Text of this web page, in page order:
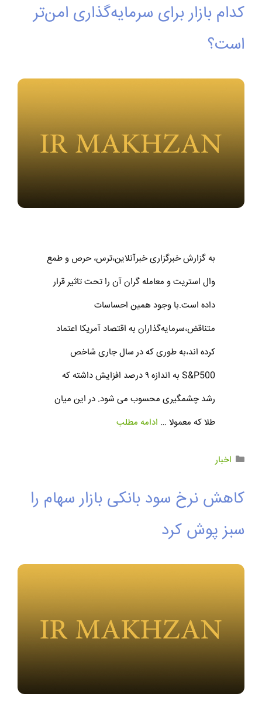
کدام بازار برای سرمایه‌گذاری امن‌تر
است؟
به گزارش خبرگزاری خبرآنلاین،ترس، حرص و طمع
وال استریت و معامله گران آن را تحت تاثیر قرار
داده است.با وجود همین احساسات
متناقض،سرمایه‌گذاران به اقتصاد آمریکا اعتماد
کرده اند،به طوری که در سال جاری شاخص
S&P500 به اندازه ۹ درصد افزایش داشته که
رشد چشمگیری محسوب می شود. در این میان
طلا که معمولا … ادامه مطلب
اخبار
کاهش نرخ سود بانکی بازار سهام را
سبز پوش کرد